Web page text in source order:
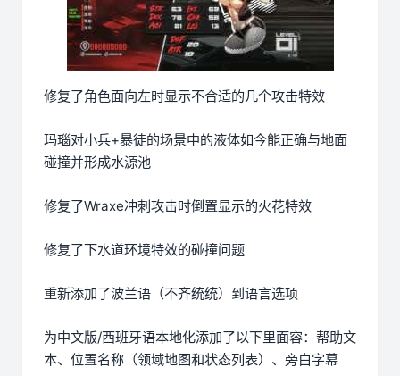
修复了角色面向左时显示不合适的几个攻击特效
玛瑙对小兵+暴徒的场景中的液体如今能正确与地面
碰撞并形成水源池
修复了Wraxe冲刺攻击时倒置显示的火花特效
修复了下水道环境特效的碰撞问题
重新添加了波兰语（不齐统统）到语言选项
为中文版/西班牙语本地化添加了以下里面容：帮助文
本、位置名称（领域地图和状态列表）、旁白字幕